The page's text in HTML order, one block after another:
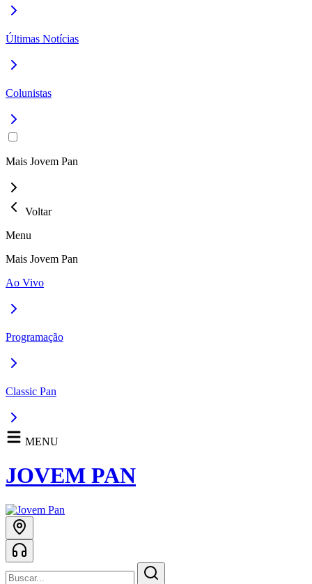
Últimas Notícias
Colunistas
Mais Jovem Pan
Voltar
Menu
Mais Jovem Pan
Ao Vivo
Programação
Classic Pan
MENU
JOVEM PAN